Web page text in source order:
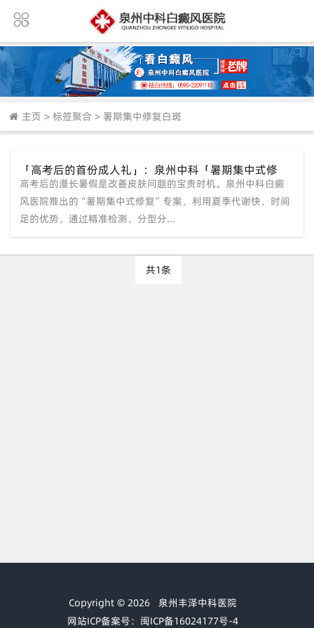
主页 > 标签聚合 > 暑期集中修复白斑
「高考后的首份成人礼」：泉州中科「暑期集中式修
复」破解【白斑反复】困局
高考后的漫长暑假是改善皮肤问题的宝贵时机。泉州中科白癜
风医院推出的“暑期集中式修复”专案，利用夏季代谢快、时间
足的优势，通过精准检测、分型分...
共1条
Copyright © 2026 泉州丰泽中科医院
网站ICP备案号：闽ICP备16024177号-4